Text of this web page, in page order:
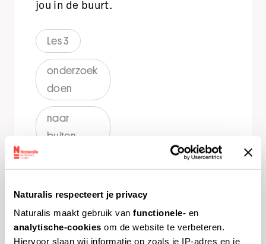
Naturalis respecteert je privacy
Naturalis maakt gebruik van functionele- en
analytische-cookies om de website te verbeteren.
Hiervoor slaan wij informatie op zoals je IP-adres en je
jou in de buurt.
Les 3
onderzoek
doen
naar
buiten
Les 3: Hommels
tellen